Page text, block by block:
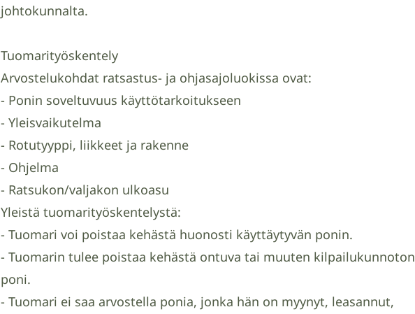
johtokunnalta.
Tuomarityöskentely
Arvostelukohdat ratsastus- ja ohjasajoluokissa ovat:
- Ponin soveltuvuus käyttötarkoitukseen
- Yleisvaikutelma
- Rotutyyppi, liikkeet ja rakenne
- Ohjelma
- Ratsukon/valjakon ulkoasu
Yleistä tuomarityöskentelystä:
- Tuomari voi poistaa kehästä huonosti käyttäytyvän ponin.
- Tuomarin tulee poistaa kehästä ontuva tai muuten kilpailukunnoton
poni.
- Tuomari ei saa arvostella ponia, jonka hän on myynyt, leasannut,